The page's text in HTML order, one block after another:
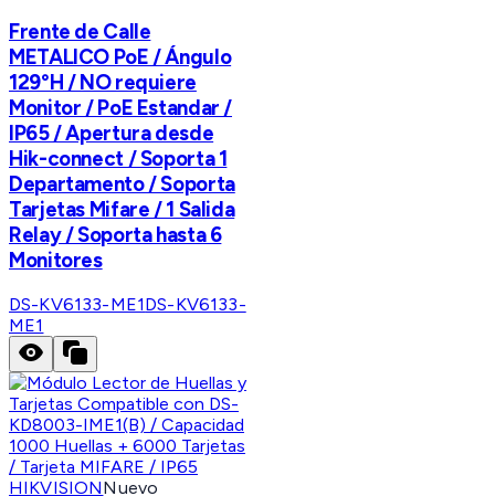
Frente de Calle
METALICO PoE / Ángulo
129°H / NO requiere
Monitor / PoE Estandar /
IP65 / Apertura desde
Hik-connect / Soporta 1
Departamento / Soporta
Tarjetas Mifare / 1 Salida
Relay / Soporta hasta 6
Monitores
DS-KV6133-ME1DS-KV6133-
ME1
HIKVISIONNuevo